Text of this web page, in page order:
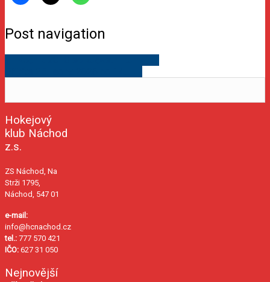
Post navigation
Hokejový
klub Náchod
z.s.
ZS Náchod, Na
Strži 1795,
Náchod, 547 01
e-mail:
info@hcnachod.cz
tel.: 777 570 421
IČO: 627 31 050
Nejnovější